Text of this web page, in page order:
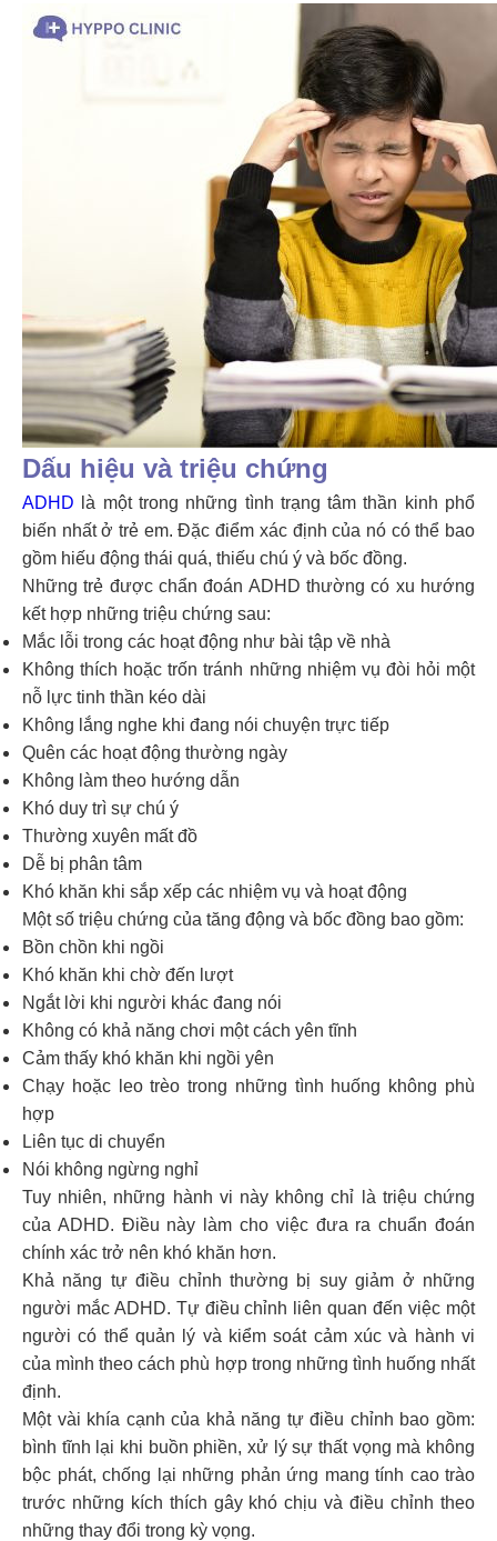
Dấu hiệu và triệu chứng
ADHD là một trong những tình trạng tâm thần kinh phổ
biến nhất ở trẻ em. Đặc điểm xác định của nó có thể bao
gồm hiếu động thái quá, thiếu chú ý và bốc đồng.
Những trẻ được chẩn đoán ADHD thường có xu hướng
kết hợp những triệu chứng sau:
Mắc lỗi trong các hoạt động như bài tập về nhà
Không thích hoặc trốn tránh những nhiệm vụ đòi hỏi một
nỗ lực tinh thần kéo dài
Không lắng nghe khi đang nói chuyện trực tiếp
Quên các hoạt động thường ngày
Không làm theo hướng dẫn
Khó duy trì sự chú ý
Thường xuyên mất đồ
Dễ bị phân tâm
Khó khăn khi sắp xếp các nhiệm vụ và hoạt động
Một số triệu chứng của tăng động và bốc đồng bao gồm:
Bồn chồn khi ngồi
Khó khăn khi chờ đến lượt
Ngắt lời khi người khác đang nói
Không có khả năng chơi một cách yên tĩnh
Cảm thấy khó khăn khi ngồi yên
Chạy hoặc leo trèo trong những tình huống không phù
hợp
Liên tục di chuyển
Nói không ngừng nghỉ
Tuy nhiên, những hành vi này không chỉ là triệu chứng
của ADHD. Điều này làm cho việc đưa ra chuẩn đoán
chính xác trở nên khó khăn hơn.
Khả năng tự điều chỉnh thường bị suy giảm ở những
người mắc ADHD. Tự điều chỉnh liên quan đến việc một
người có thể quản lý và kiểm soát cảm xúc và hành vi
của mình theo cách phù hợp trong những tình huống nhất
định.
Một vài khía cạnh của khả năng tự điều chỉnh bao gồm:
bình tĩnh lại khi buồn phiền, xử lý sự thất vọng mà không
bộc phát, chống lại những phản ứng mang tính cao trào
trước những kích thích gây khó chịu và điều chỉnh theo
những thay đổi trong kỳ vọng.